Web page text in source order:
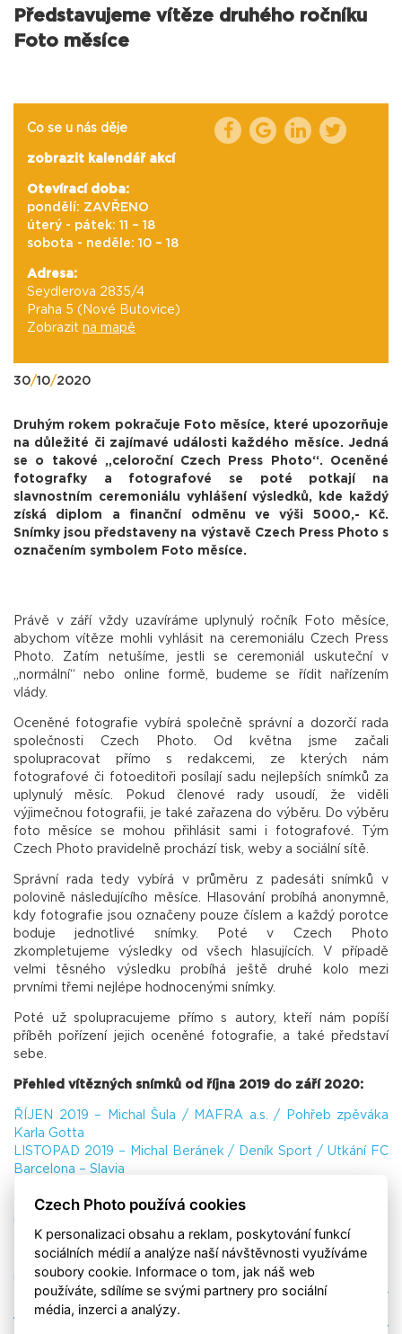
Představujeme vítěze druhého ročníku
Foto měsíce
Co se u nás děje
zobrazit kalendář akcí
Otevírací doba:
pondělí: ZAVŘENO
úterý - pátek: 11 – 18
sobota - neděle: 10 – 18
Adresa:
Seydlerova 2835/4
Praha 5 (Nové Butovice)
Zobrazit na mapě
30/10/2020
Druhým rokem pokračuje Foto měsíce, které upozorňuje
na důležité či zajímavé události každého měsíce. Jedná
se o takové „celoroční Czech Press Photo“. Oceněné
fotografky a fotografové se poté potkají na
slavnostním ceremoniálu vyhlášení výsledků, kde každý
získá diplom a finanční odměnu ve výši 5000,- Kč.
Snímky jsou představeny na výstavě Czech Press Photo s
označením symbolem Foto měsíce.
Právě v září vždy uzavíráme uplynulý ročník Foto měsíce,
abychom vítěze mohli vyhlásit na ceremoniálu Czech Press
Photo. Zatím netušíme, jestli se ceremoniál uskuteční v
„normální“ nebo online formě, budeme se řídit nařízením
vlády.
Oceněné fotografie vybírá společně správní a dozorčí rada
společnosti Czech Photo. Od května jsme začali
spolupracovat přímo s redakcemi, ze kterých nám
fotografové či fotoeditoři posílají sadu nejlepších snímků za
uplynulý měsíc. Pokud členové rady usoudí, že viděli
výjimečnou fotografii, je také zařazena do výběru. Do výběru
foto měsíce se mohou přihlásit sami i fotografové. Tým
Czech Photo pravidelně prochází tisk, weby a sociální sítě.
Správní rada tedy vybírá v průměru z padesáti snímků v
polovině následujícího měsíce. Hlasování probíhá anonymně,
kdy fotografie jsou označeny pouze číslem a každý porotce
boduje jednotlivé snímky. Poté v Czech Photo
zkompletujeme výsledky od všech hlasujících. V případě
velmi těsného výsledku probíhá ještě druhé kolo mezi
prvními třemi nejlépe hodnocenými snímky.
Poté už spolupracujeme přímo s autory, kteří nám popíší
příběh pořízení jejich oceněné fotografie, a také představí
sebe.
Přehled vítězných snímků od října 2019 do září 2020:
ŘÍJEN 2019 – Michal Šula / MAFRA a.s. / Pohřeb zpěváka
Karla Gotta
LISTOPAD 2019 – Michal Beránek / Deník Sport / Utkání FC
Barcelona – Slavia
LEDEN 2020 – Luděk Peřina / ČTK / Dirigent Tomáš Hanák
ÚNOR 2020 – Dan Materna / MAFRA a.s. / Návrat pětice
Čechů z čínského Wu-chanu
BŘEZEN 2020 – Roman Vondrouš / ČTK / Žena s
respirátorem na Karlově mostě
DUBEN 2020 – Barbora Reichová / Český olympijský výbor
/ Nezlomní olympionici
KVĚTEN 2020 – Petr Hamerník / ZOO Praha / Narození
Czech Photo používá cookies
K personalizaci obsahu a reklam, poskytování funkcí
sociálních médií a analýze naší návštěvnosti využíváme
soubory cookie. Informace o tom, jak náš web
používáte, sdílíme se svými partnery pro sociální
média, inzerci a analýzy.